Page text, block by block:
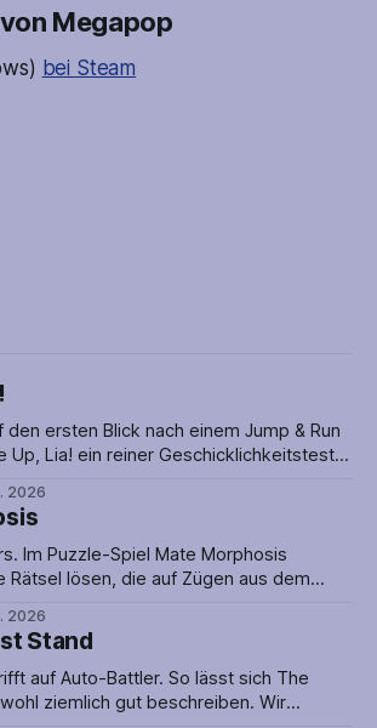
Megapop
bei Steam
den ersten Blick nach einem Jump & Run
Up, Lia! ein reiner Geschicklichkeitstest.
Moment ausweichen, um den
abzuschließen. Timing ist alles! Die
einer netten Geschichte
2026
Im Puzzle-Spiel Mate Morphosis
Rätsel lösen, die auf Zügen aus dem
auch ein wenig Ahnung von
2026
Stand
auf Auto-Battler. So lässt sich The
ziemlich gut beschreiben. Wir